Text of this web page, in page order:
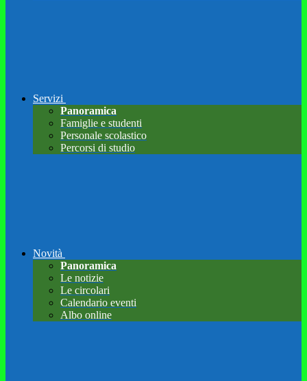
Servizi
Panoramica
Famiglie e studenti
Personale scolastico
Percorsi di studio
Novità
Panoramica
Le notizie
Le circolari
Calendario eventi
Albo online